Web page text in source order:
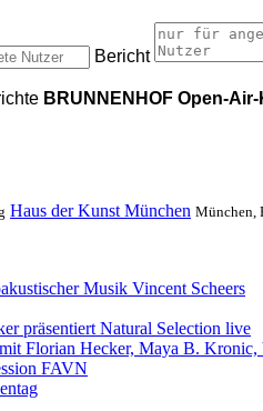
Bericht
BRUNNENHOF Open-
Haus der Kunst München München,
Musik Vincent Scheers
präsentiert Natural Selection live
Florian Hecker, Maya B.
FAVN